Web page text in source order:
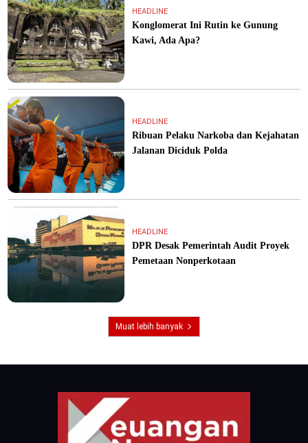
HEADLINE
Konglomerat Ini Rutin ke Gunung
Kawi, Ada Apa?
HEADLINE
Ribuan Pelaku Narkoba dan Kejahatan
Jalanan Diciduk Polda
HEADLINE
DPR Desak Pemerintah Audit Proyek
Pemetaan Nonperkotaan
Muat lebih banyak